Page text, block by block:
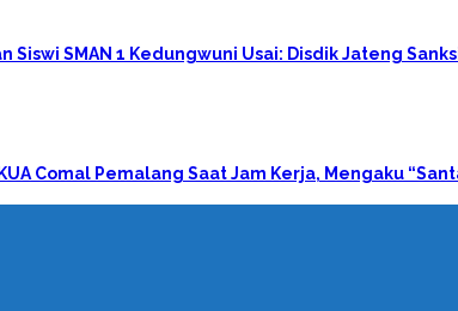
Siswi SMAN 1 Kedungwuni Usai: Disdik Jateng
Comal Pemalang Saat Jam Kerja, Mengaku